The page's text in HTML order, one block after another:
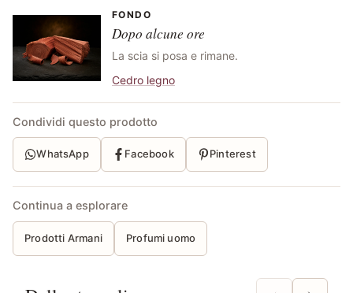
FONDO
Dopo alcune ore
La scia si posa e rimane.
Cedro legno
Condividi questo prodotto
WhatsApp Facebook Pinterest
Continua a esplorare
Prodotti Armani Profumi uomo